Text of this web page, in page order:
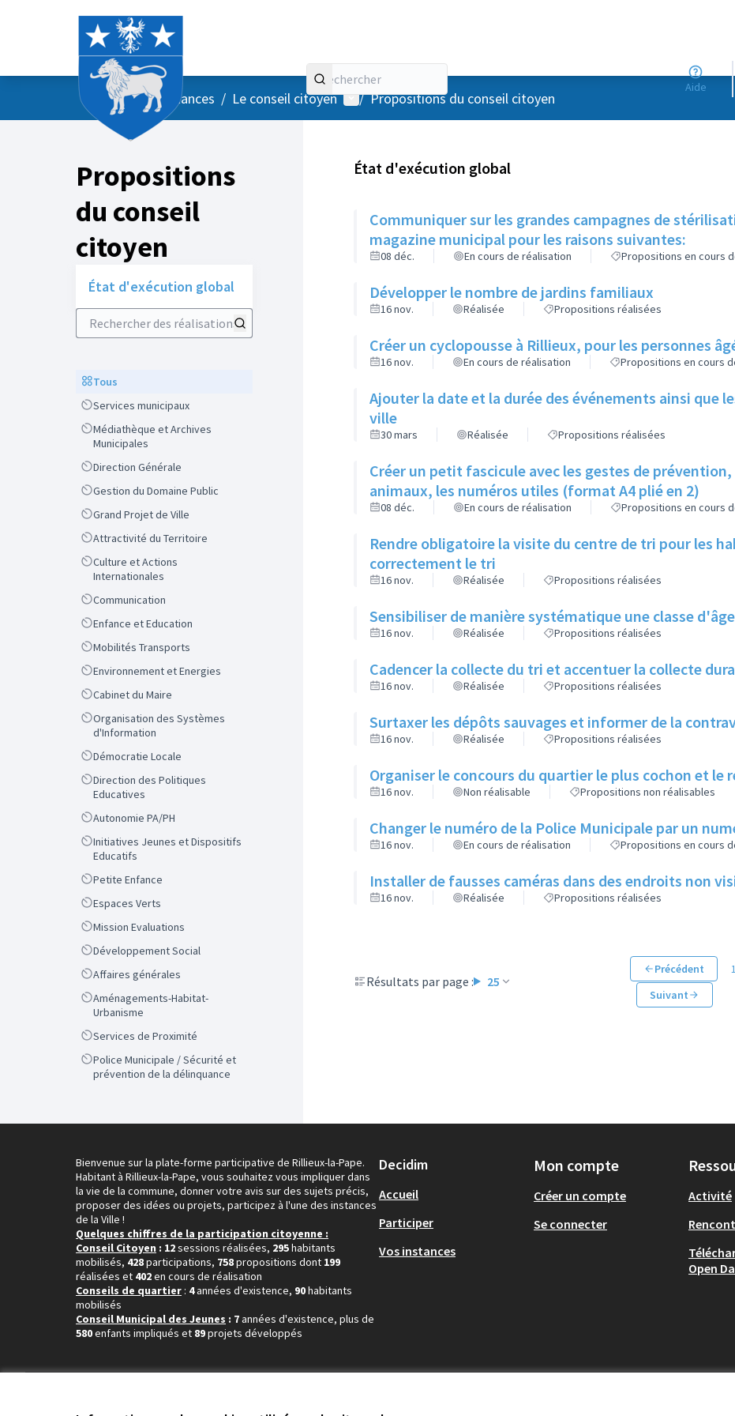
Aide
AccueilMenu principal
/ Vos instances / Le conseil citoyen Menu utilisateur
/ Propositions du conseil citoyen
Propositions
du conseil
citoyen
État d'exécution global
Rechercher des réalisations
ScopeTous
ScopeServices municipaux
Scope
Médiathèque et Archives
Municipales
ScopeDirection Générale
ScopeGestion du Domaine Public
ScopeGrand Projet de Ville
ScopeAttractivité du Territoire
Scope
Culture et Actions
Internationales
ScopeCommunication
ScopeEnfance et Education
ScopeMobilités Transports
ScopeEnvironnement et Energies
ScopeCabinet du Maire
Scope
Organisation des Systèmes
d'Information
ScopeDémocratie Locale
Scope
Direction des Politiques
Educatives
ScopeAutonomie PA/PH
Scope
Initiatives Jeunes et Dispositifs
Educatifs
ScopePetite Enfance
ScopeEspaces Verts
ScopeMission Evaluations
ScopeDéveloppement Social
ScopeAffaires générales
Scope
Aménagements-Habitat-
Urbanisme
ScopeServices de Proximité
Scope
Police Municipale / Sécurité et
prévention de la délinquance
État d'exécution global
Communiquer sur les grandes campagnes de
magazine municipal pour les raisons suivantes:
08 déc. En cours de réalisation Propositions en cours
Développer le nombre de jardins familiaux
16 nov. Réalisée Propositions réalisées
Créer un cyclopousse à Rillieux, pour les personnes
16 nov. En cours de réalisation Propositions en cours
Ajouter la date et la durée des événements ainsi que
ville
30 mars Réalisée Propositions réalisées
Créer un petit fascicule avec les gestes de
animaux, les numéros utiles (format A4 plié en 2)
08 déc. En cours de réalisation Propositions en cours
Rendre obligatoire la visite du centre de tri pour les
correctement le tri
16 nov. Réalisée Propositions réalisées
Sensibiliser de manière systématique une classe
16 nov. Réalisée Propositions réalisées
Cadencer la collecte du tri et accentuer la collecte
16 nov. Réalisée Propositions réalisées
Surtaxer les dépôts sauvages et informer de la
16 nov. Réalisée Propositions réalisées
Organiser le concours du quartier le plus cochon et le
16 nov. Non réalisable Propositions non réalisables
Changer le numéro de la Police Municipale par un
16 nov. En cours de réalisation Propositions en cours
Installer de fausses caméras dans des endroits non
16 nov. Réalisée Propositions réalisées
Résultats par page : 25
Précédent 1
Suivant
Bienvenue sur la plate-forme participative de Rillieux-la-Pape.
Habitant à Rillieux-la-Pape, vous souhaitez vous impliquer dans
la vie de la commune, donner votre avis sur des sujets précis,
proposer des idées ou projets, participez à l'une des instances
de la Ville !
Quelques chiffres de la participation citoyenne :
Conseil Citoyen : 12sessions réalisées, 295habitants
mobilisés, 428participations, 758propositions dont 199
réalisées et 402en cours de réalisation
Conseils de quartier : 4années d'existence, 90habitants
mobilisés
Conseil Municipal des Jeunes : 7années d'existence, plus de
580enfants impliqués et 89projets développés
Decidim
Accueil
Participer
Vos instances
Mon compte
Créer un compte
Se connecter
Activité
Open